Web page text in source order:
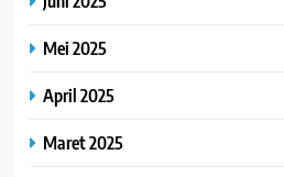
Mei 2025
April 2025
Maret 2025